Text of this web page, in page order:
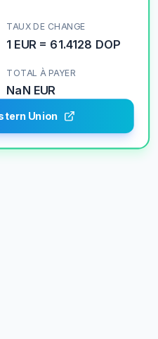
TAUX DE CHANGE
1 EUR= 61.4128 DOP
TOTAL À PAYER
NaN EUR
Union